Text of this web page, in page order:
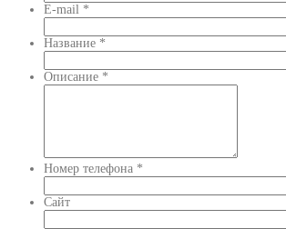
E-mail *
Название *
Описание *
Номер телефона *
Сайт